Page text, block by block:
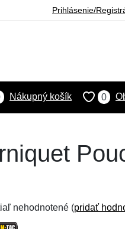
Prihlásenie/
0
Nákupný košík
nehodnotené (pridať